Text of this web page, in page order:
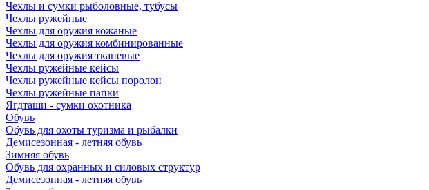
Чехлы и сумки рыболовные, тубусы
Чехлы ружейные
Чехлы для оружия кожаные
Чехлы для оружия комбинированные
Чехлы для оружия тканевые
Чехлы ружейные кейсы
Чехлы ружейные кейсы поролон
Чехлы ружейные папки
Ягдташи - сумки охотника
Обувь
Обувь для охоты туризма и рыбалки
Демисезонная - летняя обувь
Зимняя обувь
Обувь для охранных и силовых структур
Демисезонная - летняя обувь